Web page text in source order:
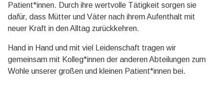
Patient*innen. Durch ihre wertvolle Tätigkeit sorgen sie
dafür, dass Mütter und Väter nach ihrem Aufenthalt mit
neuer Kraft in den Alltag zurückkehren.
Hand in Hand und mit viel Leidenschaft tragen wir
gemeinsam mit Kolleg*innen der anderen Abteilungen zum
Wohle unserer großen und kleinen Patient*innen bei.